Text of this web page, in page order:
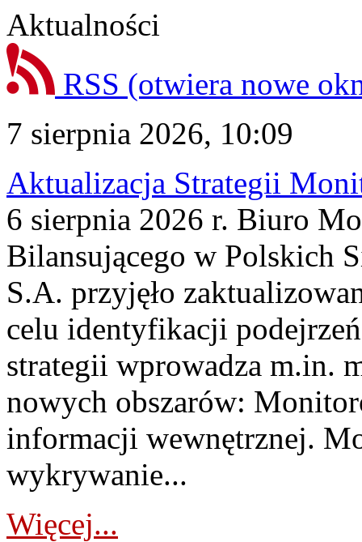
Aktualności
RSS (otwiera nowe
7 sierpnia 2026, 10:09
Aktualizacja Strategii
6 sierpnia 2026 r. Biuro
Bilansującego w Polskich
S.A. przyjęło
celu identyfikacji
strategii wprowadza m.in.
nowych obszarów:
informacji wewnętrznej.
wykrywanie...
Więcej...